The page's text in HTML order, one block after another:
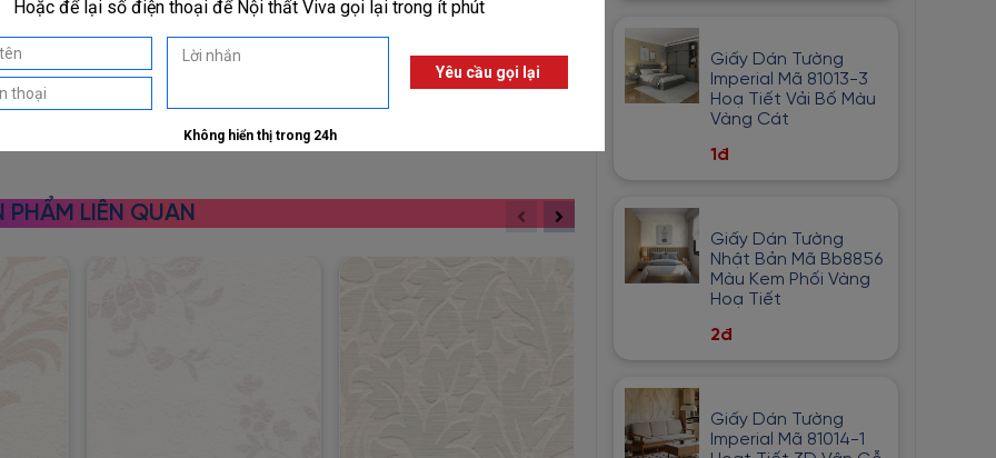
PHẨM LIÊN QUAN
Giấy Dán Tường
Imperial Mã 81013-3
Hoạ Tiết Vải Bố Màu
Vàng Cát
1đ
Giấy Dán Tường
Nhật Bản Mã Bb8856
Màu Kem Phối Vàng
Hoạ Tiết
2đ
Giấy Dán Tường
Imperial Mã 81014-1